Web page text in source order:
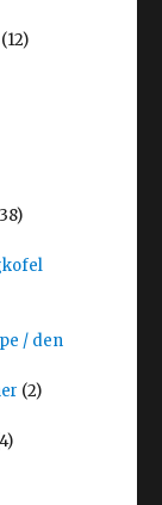
(12)
/ den
(2)